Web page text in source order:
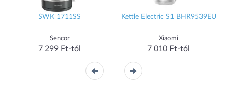
SWK 1711SS
Sencor
7 299 Ft-tól
Kettle Electric S1 BHR9539EU
Xiaomi
7 010 Ft-tól